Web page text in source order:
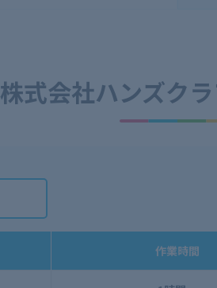
株式会社ハンズク
作業時間